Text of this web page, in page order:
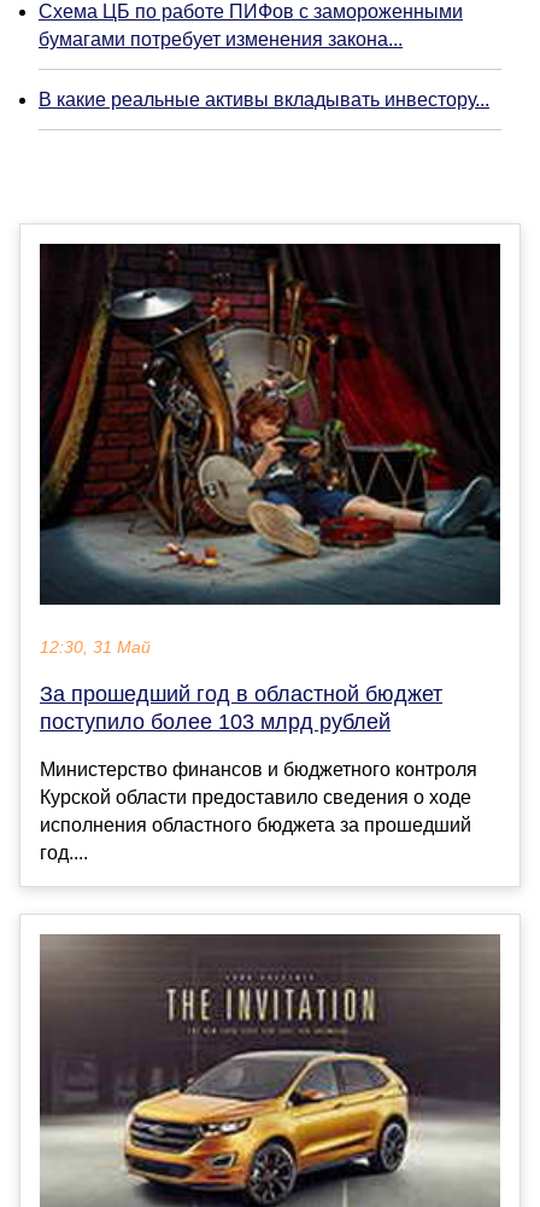
Схема ЦБ по работе ПИФов с замороженными
бумагами потребует изменения закона...
В какие реальные активы вкладывать инвестору...
12:30, 31 Май
За прошедший год в областной бюджет
поступило более 103 млрд рублей
Министерство финансов и бюджетного контроля
Курской области предоставило сведения о ходе
исполнения областного бюджета за прошедший
год....